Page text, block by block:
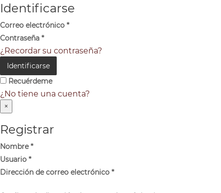
Identificarse
Correo electrónico *
Contraseña *
¿Recordar su contraseña?
Identificarse
Recuérdeme
¿No tiene una cuenta?
×
Registrar
Nombre*
Usuario *
Dirección de correo electrónico *